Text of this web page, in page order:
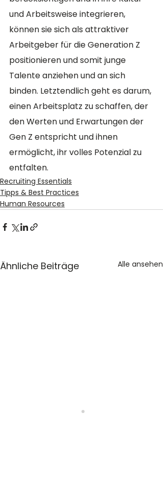
und Arbeitsweise integrieren,
können sie sich als attraktiver
Arbeitgeber für die Generation Z
positionieren und somit junge
Talente anziehen und an sich
binden. Letztendlich geht es darum,
einen Arbeitsplatz zu schaffen, der
den Werten und Erwartungen der
Gen Z entspricht und ihnen
ermöglicht, ihr volles Potenzial zu
entfalten.
Recruiting Essentials
Tipps & Best Practices
Human Resources
Ähnliche Beiträge Alle ansehen